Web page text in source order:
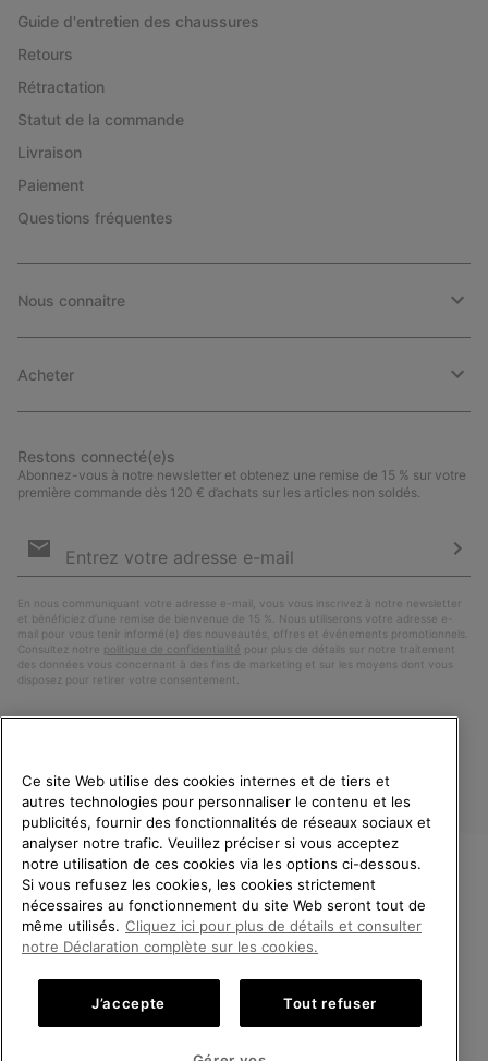
Guide d'entretien des chaussures
Retours
Rétractation
Statut de la commande
Livraison
Paiement
Questions fréquentes
Nous connaitre
Acheter
Restons connecté(e)s
Abonnez-vous à notre newsletter et obtenez une remise de 15 % sur votre
première commande dès 120 € d’achats sur les articles non soldés.
par
En nous communiquant votre adresse e-mail, vous vous inscrivez à notre newsletter
et bénéficiez d’une remise de bienvenue de 15 %. Nous utiliserons votre adresse e-
mail pour vous tenir informé(e) des nouveautés, offres et événements promotionnels.
Consultez notre politique de confidentialité pour plus de détails sur notre traitement
des données vous concernant à des fins de marketing et sur les moyens dont vous
disposez pour retirer votre consentement.
France
©2026 SOREL. Tous droits réservés.
Conditions Générales de Vente Garanties Légales
Impressum Public CBCR
BIENVENUE CHEZ SOREL.
VEUILLEZ SÉLECTIONNER
VOTRE PAYS DE LIVRAISON.
Achats en ligne disponibles
Ce site Web utilise des cookies internes et de tiers et
autres technologies pour personnaliser le contenu et les
publicités, fournir des fonctionnalités de réseaux sociaux et
analyser notre trafic. Veuillez préciser si vous acceptez
notre utilisation de ces cookies via les options ci-dessous.
Si vous refusez les cookies, les cookies strictement
nécessaires au fonctionnement du site Web seront tout de
même utilisés. Cliquez ici pour plus de détails et consulter
notre Déclaration complète sur les cookies.
J’accepte Tout refuser